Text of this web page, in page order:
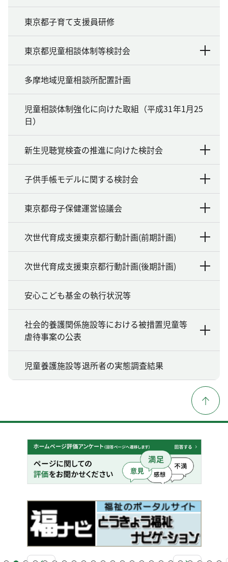
東京都子育て支援員研修
東京都児童相談体制等検討会
多摩地域児童相談所配置計画
児童相談体制強化に向けた取組（平成31年1月25
日）
新生児聴覚検査の推進に向けた検討会
子供手帳モデルに関する検討会
東京都母子保健運営協議会
次世代育成支援東京都行動計画(前期計画)
次世代育成支援東京都行動計画(後期計画)
安心こども基金の執行状況等
社会的養護関係施設等における被措置児童等
虐待事案の公表
児童養護施設等退所者の実態調査結果